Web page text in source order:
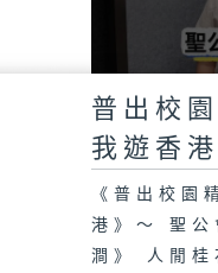
seconds
of
0
seconds
普出校
我遊香港
《普出校園
港》～ 聖公
澗》 人閒桂